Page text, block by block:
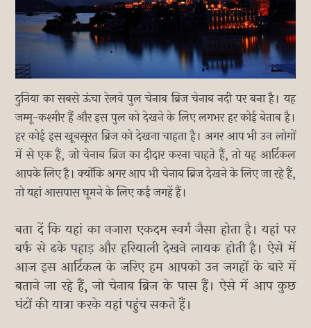
दुनिया का सबसे ऊंचा रेलवे पुल चेनाब ब्रिज चेनाब नदी पर बना है। यह
जम्मू-कश्मीर हैं और इस पुल को देखने के लिए लगभर हर कोई बेताब है।
हर कोई इस खूबसूरत ब्रिज को देखना चाहता है। अगर आप भी उन लोगों
में से एक हैं, जो चेनाब ब्रिज का दीदार करना चाहते हैं, तो यह आर्टिकल
आपके लिए है। क्योंकि अगर आप भी चेनाब ब्रिज देखने के लिए जा रहे हैं,
तो यहां आसपास घूमने के लिए कई जगहें हैं।
बता दें कि यहां का नजारा एकदम स्वर्ग जैसा होता है। यहां पर
बर्फ से ढके पहाड़ और हरियाली देखने लायक होती है। ऐसे में
आज इस आर्टिकल के जरिए हम आपको उन जगहों के बारे में
बताने जा रहे हैं, जो चेनाब ब्रिज के पास हैं। ऐसे में आप कुछ
घंटों की यात्रा करके यहां पहुंच सकते हैं।